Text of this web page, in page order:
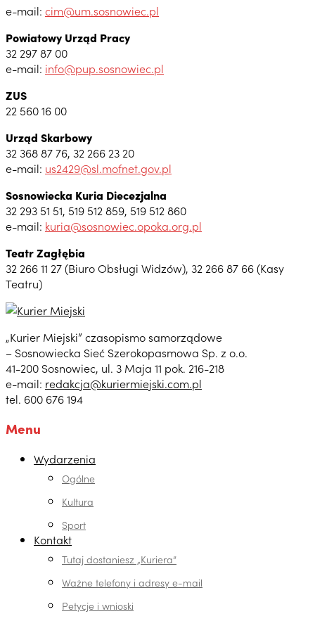
e-mail: cim@um.sosnowiec.pl
Powiatowy Urząd Pracy
32 297 87 00
e-mail: info@pup.sosnowiec.pl
ZUS
22 560 16 00
Urząd Skarbowy
32 368 87 76, 32 266 23 20
e-mail: us2429@sl.mofnet.gov.pl
Sosnowiecka Kuria Diecezjalna
32 293 51 51, 519 512 859, 519 512 860
e-mail: kuria@sosnowiec.opoka.org.pl
Teatr Zagłębia
32 266 11 27 (Biuro Obsługi Widzów), 32 266 87 66 (Kasy
Teatru)
„Kurier Miejski” czasopismo samorządowe
– Sosnowiecka Sieć Szerokopasmowa Sp. z o.o.
41-200 Sosnowiec, ul. 3 Maja 11 pok. 216-218
e-mail: redakcja@kuriermiejski.com.pl
tel. 600 676 194
Menu
Wydarzenia
Ogólne
Kultura
Sport
Kontakt
Tutaj dostaniesz „Kuriera”
Ważne telefony i adresy e-mail
Petycje i wnioski